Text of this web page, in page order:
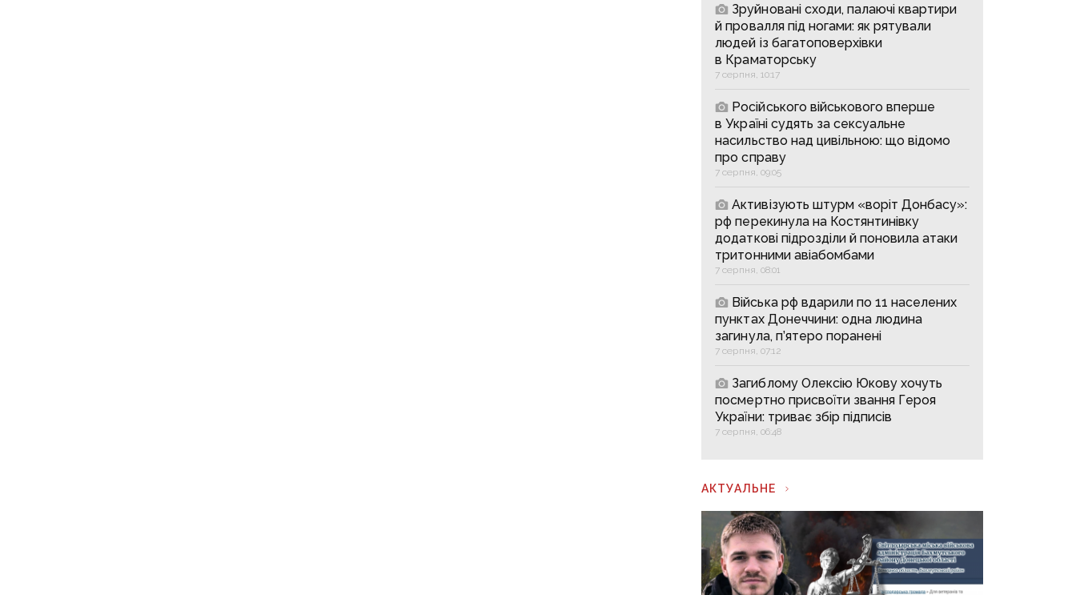
Зруйновані сходи, палаючі квартири
й провалля під ногами: як рятували
людей із багатоповерхівки
в Краматорську
7 серпня, 10:17
Російського військового вперше
в Україні судять за сексуальне
насильство над цивільною: що відомо
про справу
7 серпня, 09:05
Активізують штурм «воріт Донбасу»:
рф перекинула на Костянтинівку
додаткові підрозділи й поновила атаки
тритонними авіабомбами
7 серпня, 08:01
Війська рф вдарили по 11 населених
пунктах Донеччини: одна людина
загинула, п’ятеро поранені
7 серпня, 07:12
Загиблому Олексію Юкову хочуть
посмертно присвоїти звання Героя
України: триває збір підписів
7 серпня, 06:48
АКТУАЛЬНЕ